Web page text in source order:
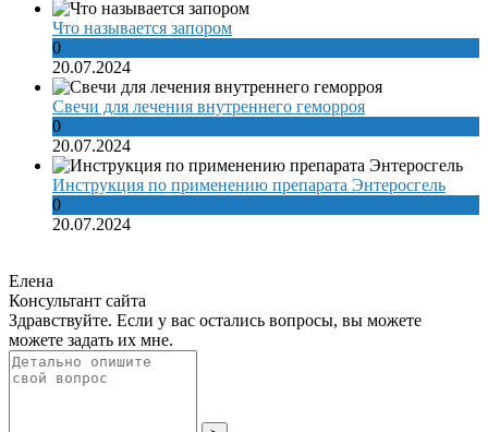
Что называется запором
0
20.07.2024
Свечи для лечения внутреннего геморроя
0
20.07.2024
Инструкция по применению препарата Энтеросгель
0
20.07.2024
Елена
Консультант сайта
Здравствуйте. Если у вас остались вопросы, вы можете
можете задать их мне.